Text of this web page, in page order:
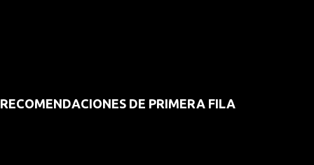
RECOMENDACIONES DE PRIMERA FILA